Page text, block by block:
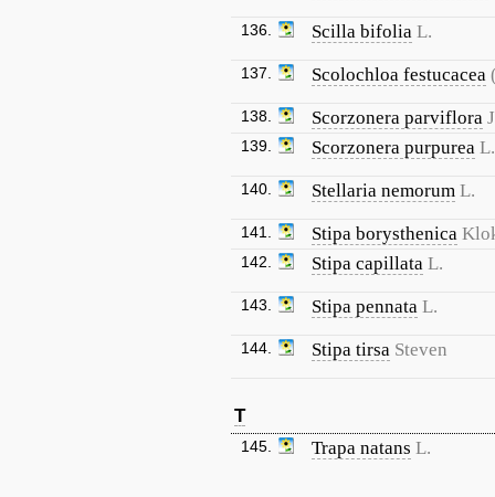
136. Scilla bifolia L.
137. Scolochloa festucacea
138. Scorzonera parviflora
139. Scorzonera purpurea L.
140. Stellaria nemorum L.
141. Stipa borysthenica
142. Stipa capillata L.
143. Stipa pennata L.
144. Stipa tirsa Steven
T
145. Trapa natans L.